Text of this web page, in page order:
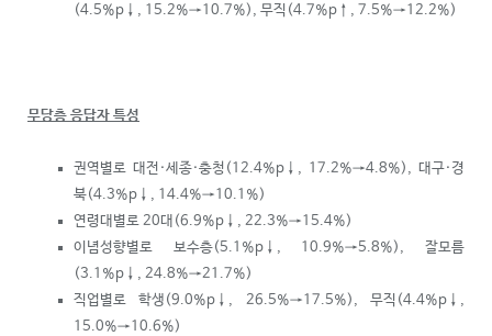
(4.5%p ↓ , 15.2%→10.7%), 무직(4.7%p ↑ , 7.5%→12.2%)
무당층 응답자 특성
권역별로 대전·세종·충청(12.4%p ↓ , 17.2%→4.8%), 대구·경
북(4.3%p ↓ , 14.4%→10.1%)
연령대별로 20대(6.9%p ↓ , 22.3%→15.4%)
이념성향별로 보수층(5.1%p↓ , 10.9%→5.8%), 잘모름
(3.1%p ↓ , 24.8%→21.7%)
직업별로 학생(9.0%p ↓ , 26.5%→17.5%), 무직(4.4%p ↓ ,
15.0%→10.6%)